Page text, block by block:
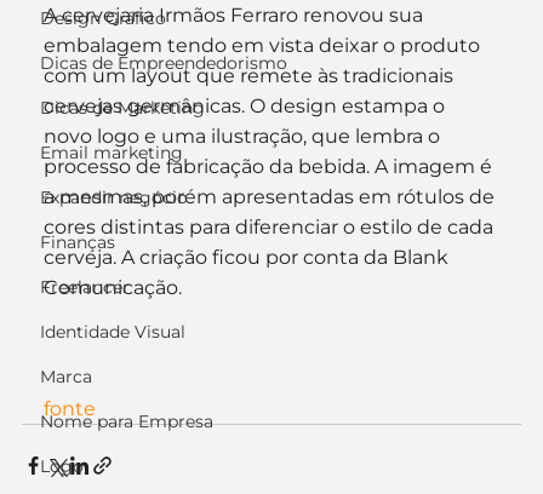
Design Gráfico
Dicas de Empreendedorismo
Dicas de Marketing
Email marketing
Expandir negócio
Finanças
Freelancer
Identidade Visual
Marca
Nome para Empresa
Logo
A cervejaria Irmãos Ferraro renovou sua
embalagem tendo em vista deixar o produto
com um layout que remete às tradicionais
cervejas germânicas. O design estampa o
novo logo e uma ilustração, que lembra o
processo de fabricação da bebida. A imagem é
a mesmas, porém apresentadas em rótulos de
cores distintas para diferenciar o estilo de cada
cerveja. A criação ficou por conta da Blank
Comunicação.
fonte